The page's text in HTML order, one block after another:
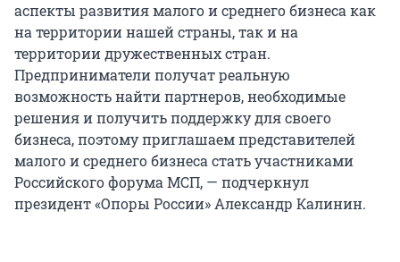
аспекты развития малого и среднего бизнеса как
на территории нашей страны, так и на
территории дружественных стран.
Предприниматели получат реальную
возможность найти партнеров, необходимые
решения и получить поддержку для своего
бизнеса, поэтому приглашаем представителей
малого и среднего бизнеса стать участниками
Российского форума МСП, — подчеркнул
президент «Опоры России» Александр Калинин.